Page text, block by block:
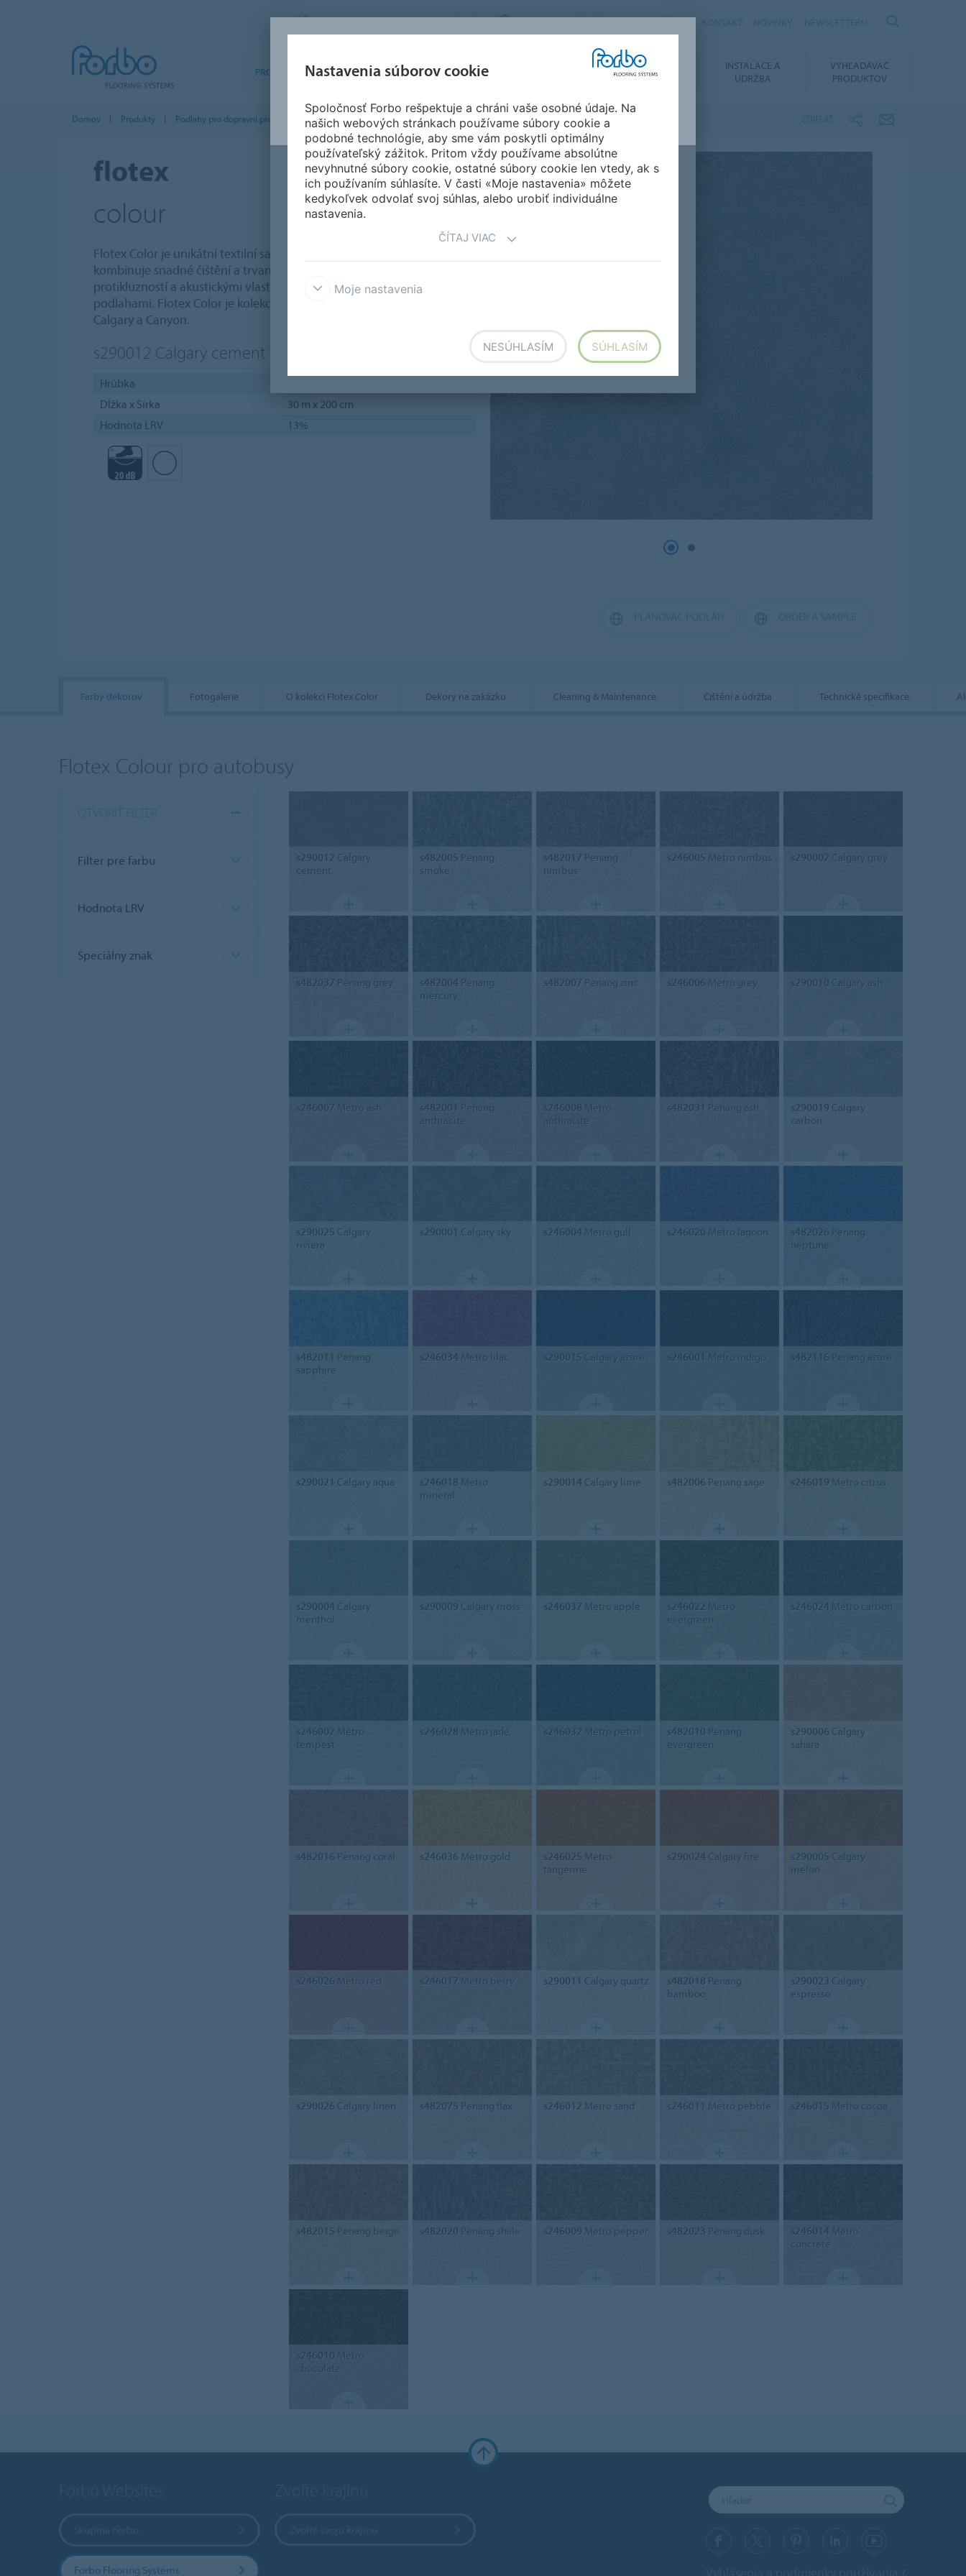
FORBO FLOORING SYSTEMS SLOVAKIA
PRODUKTY SEGMENTY
REFERENCIE A
INŠPIRÁCIE
SŤAHOVANIE
DOKUMENTOV
INSTALACE A
ÚDRŽBA
VYHĽADÁVAČ
PRODUKTOV
Domov Produkty Podlahy pro dopravní prostředky Podlahové krytiny pro autobusy Flotex Colour pro autobusy
flotex
colour
Flotex Color je unikátní textilní sametová podlahová krytina, která
kombinuje snadné čištění a trvanlivost pružné podlahy s komfortem,
protikluzností a akustickými vlastnostmi obvykle spojenými s textilními
podlahami. Flotex Color je kolekce čtyř hladkých vzorů; Metro, Penang,
Calgary a Canyon.
s290012 Calgary cement
Hrúbka
Dĺžka x Šírka
30 m x 200 cm
Hodnota LRV
13%
Farby dekorov Fotogalerie O kolekci Flotex Color Dekory na zakázku Cleaning & Maintenance Čištění a údržba Technické specifikace
Flotex Colour pro autobusy
Filter pre farbu
Hodnota LRV
Špeciálny znak
s290012 Calgary
cement
s482005 Penang
smoke
s482017 Penang
nimbus
s246005 Metro nimbus s290002 Calgary grey
s482037 Penang grey s482004Penang
mercury
s482007 Penang zinc s246006 Metro grey s290010 Calgary ash
s246007 Metro ash s482001 Penang
anthracite
s246008 Metro
anthracite
s482031 Penang ash s290019 Calgary
carbon
s290025 Calgary
riviera
s290001 Calgary sky s246004Metro gull s246020 Metro lagoon s482026 Penang
neptune
s482011 Penang
sapphire
s246034Metro lilac s290015 Calgary azure s246001 Metro indigo s482116 Penang azure
s290021 Calgary aqua s246018 Metro
mineral
s290014Calgary lime s482006 Penang sage s246019 Metro citrus
s290004Calgary
menthol
s290009 Calgary moss s246037 Metro apple s246022 Metro
evergreen
s246024Metro carbon
s246002 Metro
tempest
s246028 Metro jade s246032 Metro petrol s482010 Penang
evergreen
s290006 Calgary
sahara
s482016 Penang coral s246036 Metro gold s246025 Metro
tangerine
s290024Calgary fire s290005 Calgary
melon
s246026 Metro red s246017 Metro berry s290011 Calgary quartz s482018 Penang
bamboo
s290023 Calgary
espresso
s290026 Calgary linen s482075 Penang flax s246012 Metro sand s246011 Metro pebble s246015 Metro cocoa
s482015 Penang beige s482020 Penang shale s246009 Metro pepper s482023 Penang dusk s246014Metro
concrete
s246010 Metro
chocolate
Forbo Flooring Systems
Nastavenia súborov cookie
Spoločnosť Forbo rešpektuje a chráni vaše osobné údaje. Na
našich webových stránkach používame súbory cookie a
podobné technológie, aby sme vám poskytli optimálny
používateľský zážitok. Pritom vždy používame absolútne
nevyhnutné súbory cookie, ostatné súbory cookie len vtedy, ak s
ich používaním súhlasíte. V časti «Moje nastavenia» môžete
kedykoľvek odvolať svoj súhlas, alebo urobiť individuálne
nastavenia.
ČÍTAJ VIAC
Moje nastavenia
NESÚHLASÍM SÚHLASÍM